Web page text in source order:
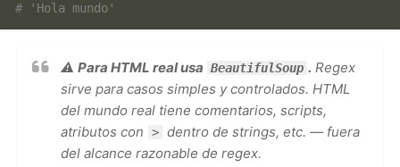
# 'Hola mundo'
⚠️ Para HTML real usa BeautifulSoup . Regex
sirve para casos simples y controlados. HTML
del mundo real tiene comentarios, scripts,
atributos con
> dentro de strings, etc. — fuera
del alcance razonable de regex.